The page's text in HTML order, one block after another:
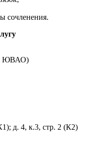
сочленения.
ЮВАО)
д. 4, к.3, стр. 2 (К2)